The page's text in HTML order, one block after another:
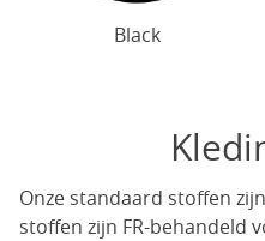
Black
Onze standaard stoffen zijn
stoffen zijn FR-behandeld